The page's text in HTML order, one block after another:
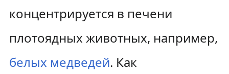
концентрируется в печени
плотоядных животных, например,
белых медведей. Как